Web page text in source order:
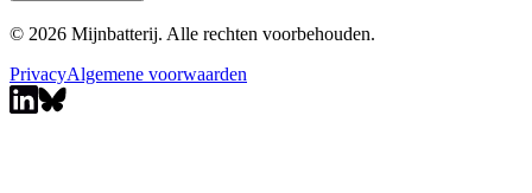
© 2026 Mijnbatterij. Alle rechten voorbehouden.
PrivacyAlgemene voorwaarden